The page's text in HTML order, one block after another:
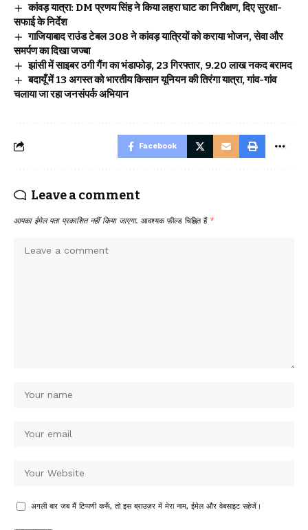
कांवड़ यात्रा: DM प्रणय सिंह ने किया लहरा घाट का निरीक्षण, दिए सुरक्षा-
सफाई के निर्देश
गाजियाबाद राउंड टेबल 308 ने कांवड़ यात्रियों को कराया भोजन, सेवा और
समर्पण का दिखा जज्बा
झांसी में साइबर ठगी गैंग का भंडाफोड़, 23 गिरफ्तार, 9.20 लाख नकद बरामद
बदायूँ में 13 अगस्त को भारतीय किसान यूनियन की तिरंगा यात्रा, गांव-गांव
चलाया जा रहा जनसंपर्क अभियान
Facebook
Leave a comment
आपका ईमेल पता प्रकाशित नहीं किया जाएगा. आवश्यक फ़ील्ड चिह्नित हैं *
अगली बार जब मैं टिप्पणी करूँ, तो इस ब्राउज़र में मेरा नाम, ईमेल और वेबसाइट सहेजें।